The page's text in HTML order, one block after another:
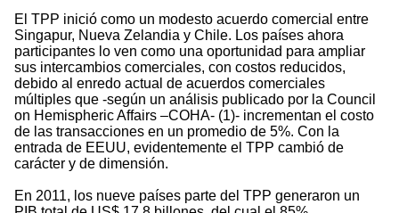
El TPP inició como un modesto acuerdo comercial entre
Singapur, Nueva Zelandia y Chile. Los países ahora
participantes lo ven como una oportunidad para ampliar
sus intercambios comerciales, con costos reducidos,
debido al enredo actual de acuerdos comerciales
múltiples que -según un análisis publicado por la Council
on Hemispheric Affairs –COHA- (1)- incrementan el costo
de las transacciones en un promedio de 5%. Con la
entrada de EEUU, evidentemente el TPP cambió de
carácter y de dimensión.
En 2011, los nueve países parte del TPP generaron un